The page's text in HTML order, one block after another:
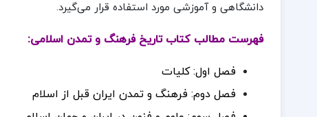
دانشگاهی و آموزشی مورد استفاده قرار می‌گیرد.
فهرست مطالب کتاب تاریخ فرهنگ و تمدن اسلامی:
فصل اول: کلیات
فصل دوم: فرهنگ و تمدن ایران قبل از اسلام